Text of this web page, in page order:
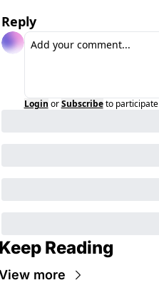
Reply
Login or Subscribe to participate
Reading
more